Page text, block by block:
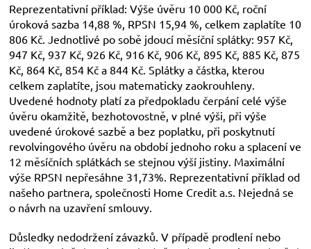
Reprezentativní příklad: Výše úvěru 10 000 Kč, roční
úroková sazba 14,88 %, RPSN 15,94 %, celkem zaplatíte 10
806 Kč. Jednotlivé po sobě jdoucí měsíční splátky: 957 Kč,
947 Kč, 937 Kč, 926 Kč, 916 Kč, 906 Kč, 895 Kč, 885 Kč, 875
Kč, 864 Kč, 854 Kč a 844 Kč. Splátky a částka, kterou
celkem zaplatíte, jsou matematicky zaokrouhleny.
Uvedené hodnoty platí za předpokladu čerpání celé výše
úvěru okamžitě, bezhotovostně, v plné výši, při výše
uvedené úrokové sazbě a bez poplatku, při poskytnutí
revolvingového úvěru na období jednoho roku a splacení ve
12 měsíčních splátkách se stejnou výší jistiny. Maximální
výše RPSN nepřesáhne 31,73%. Reprezentativní příklad od
našeho partnera, společnosti Home Credit a.s. Nejedná se
o návrh na uzavření smlouvy.
Důsledky nedodržení závazků. V případě prodlení nebo